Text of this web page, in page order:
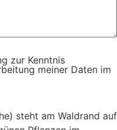
zur Kenntnis
meiner Daten im